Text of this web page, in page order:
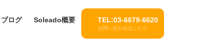
ブログ Soleado概要 TEL:03-6679-6620
お問い合わせはこちら